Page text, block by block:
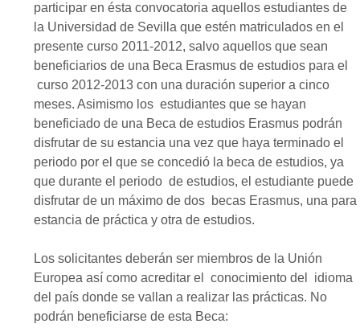
participar en ésta convocatoria aquellos estudiantes de
la Universidad de Sevilla que estén matriculados en el
presente curso 2011-2012, salvo aquellos que sean
beneficiarios de una Beca Erasmus de estudios para el
curso 2012-2013 con una duración superior a cinco
meses. Asimismo los estudiantes que se hayan
beneficiado de una Beca de estudios Erasmus podrán
disfrutar de su estancia una vez que haya terminado el
periodo por el que se concedió la beca de estudios, ya
que durante el periodo de estudios, el estudiante puede
disfrutar de un máximo de dos becas Erasmus, una para
estancia de práctica y otra de estudios.
Los solicitantes deberán ser miembros de la Unión
Europea así como acreditar el conocimiento del idioma
del país donde se vallan a realizar las prácticas. No
podrán beneficiarse de esta Beca: